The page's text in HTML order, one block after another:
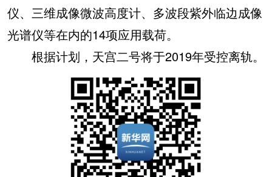
仪、三维成像微波高度计、多波段紫外临边成像
光谱仪等在内的14项应用载荷。
根据计划，天宫二号将于2019年受控离轨。